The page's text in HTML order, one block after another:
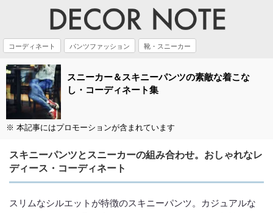
コーディネート パンツファッション 靴・スニーカー
スニーカー＆スキニーパンツの素敵な着こな
し・コーディネート集
※ 本記事にはプロモーションが含まれています
スキニーパンツとスニーカーの組み合わせ。おしゃれなレ
ディース・コーディネート
スリムなシルエットが特徴のスキニーパンツ。カジュアルな